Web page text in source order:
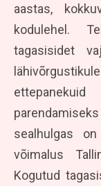
aastas,
kodulehel.
tagasisidet
sealhulgas
võimalus
Kogutud